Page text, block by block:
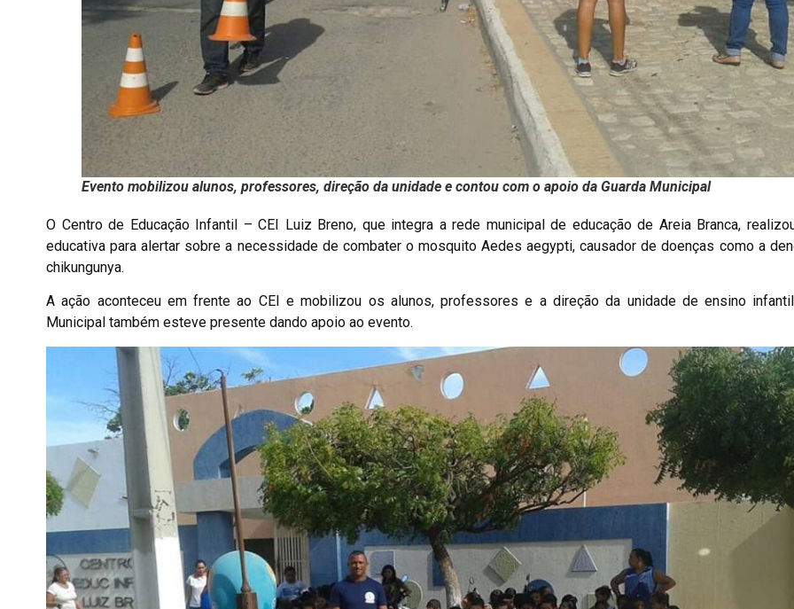
Evento mobilizou alunos, professores, direção da unidade e contou com o apoio da Guarda Municipal
O Centro de Educação Infantil – CEI Luiz Breno, que integra a rede municipal de educação de Areia Branca,
educativa para alertar sobre a necessidade de combater o mosquito Aedes aegypti, causador de doenças como a
chikungunya.
A ação aconteceu em frente ao CEI e mobilizou os alunos, professores e a direção da unidade de ensino
Municipal também esteve presente dando apoio ao evento.